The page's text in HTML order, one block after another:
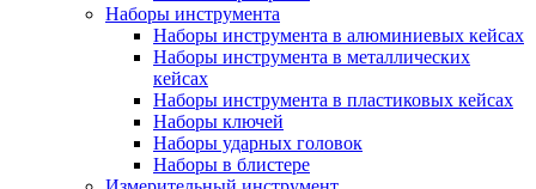
Наборы инструмента
Наборы инструмента в алюминиевых кейсах
Наборы инструмента в металлических
кейсах
Наборы инструмента в пластиковых кейсах
Наборы ключей
Наборы ударных головок
Наборы в блистере